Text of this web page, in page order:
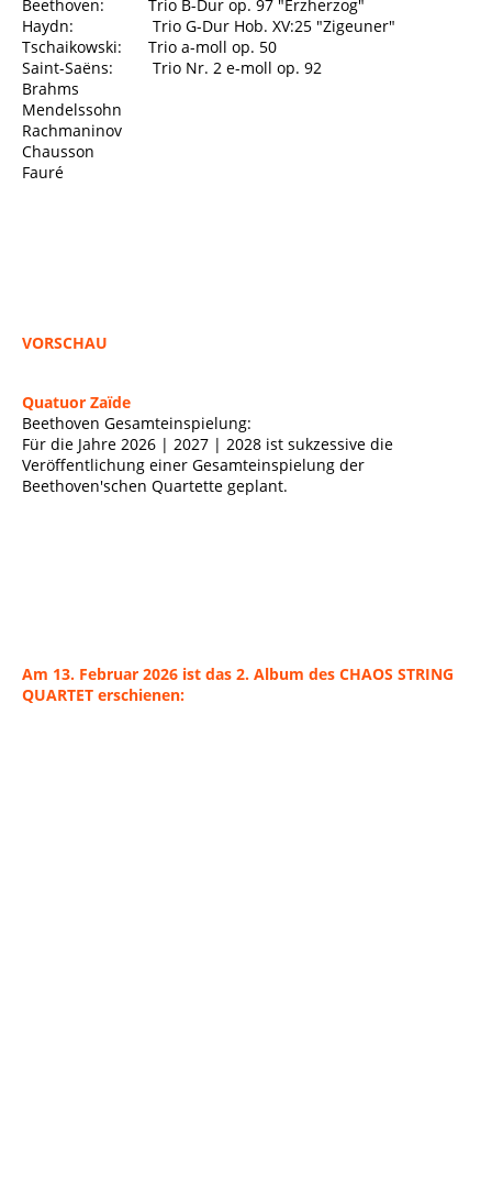
Beethoven: Trio B-Dur op. 97 "Erzherzog"
Haydn: Trio G-Dur Hob. XV:25 "Zigeuner"
Tschaikowski: Trio a-moll op. 50
Saint-Saëns: Trio Nr. 2 e-moll op. 92
Brahms
Mendelssohn
Rachmaninov
Chausson
Fauré
VORSCHAU
Quatuor Zaïde
Beethoven Gesamteinspielung:
Für die Jahre 2026 | 2027 | 2028 ist sukzessive die
Veröffentlichung einer Gesamteinspielung der
Beethoven'schen Quartette geplant.
Am 13. Februar 2026 ist das 2. Album des CHAOS STRING
QUARTET erschienen: